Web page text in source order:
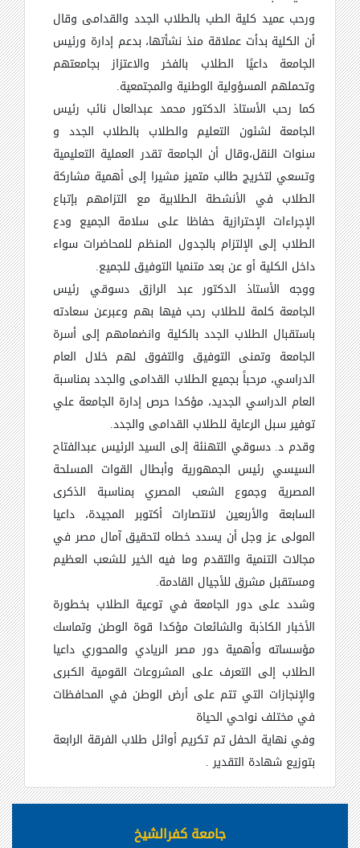
ورحب عميد كلية الطب بالطلاب الجدد والقدامى وقال
أن الكلية بدأت عملاقة منذ نشأتها، بدعم إدارة ورئيس
الجامعة داعيًا الطلاب بالفخر والاعتزاز بجامعتهم
وتحملهم المسؤولية الوطنية والمجتمعية.
كما رحب الأستاذ الدكتور محمد عبدالعال نائب رئيس
الجامعة لشئون التعليم والطلاب بالطلاب الجدد و
سنوات النقل،وقال أن الجامعة تقدر العملية التعليمية
وتسعي لتخريج طالب متميز مشيرا إلى أهمية مشاركة
الطلاب في الأنشطة الطلابية مع التزامهم بإتباع
الإجراءات الإحترازية حفاظا على سلامة الجميع ودع
الطلاب إلى الإلتزام بالجدول المنظم للمحاضرات سواء
داخل الكلية أو عن بعد متنميا التوفيق للجميع.
ووجه الأستاذ الدكتور عبد الرازق دسوقي رئيس
الجامعة كلمة للطلاب رحب فيها بهم وعبرعن سعادته
باستقبال الطلاب الجدد بالكلية وانضمامهم إلى أسرة
الجامعة وتمنى التوفيق والتفوق لهم خلال العام
الدراسي، مرحباً بجميع الطلاب القدامى والجدد بمناسبة
العام الدراسي الجديد، مؤكدا حرص إدارة الجامعة علي
توفير سبل الرعاية للطلاب القدامى والجدد.
وقدم د. دسوقي التهنئة إلى السيد الرئيس عبدالفتاح
السيسي رئيس الجمهورية وأبطال القوات المسلحة
المصرية وجموع الشعب المصري بمناسبة الذكرى
السابعة والأربعين لانتصارات أكتوبر المجيدة، داعيا
المولى عز وجل أن يسدد خطاه لتحقيق آمال مصر في
مجالات التنمية والتقدم وما فيه الخير للشعب العظيم
ومستقبل مشرق للأجيال القادمة.
وشدد على دور الجامعة في توعية الطلاب بخطورة
الأخبار الكاذبة والشائعات مؤكدا قوة الوطن وتماسك
مؤسساته وأهمية دور مصر الريادي والمحوري داعيا
الطلاب إلى التعرف على المشروعات القومية الكبرى
والإنجازات التي تتم على أرض الوطن في المحافظات
في مختلف نواحي الحياة
وفي نهاية الحفل تم تكريم أوائل طلاب الفرقة الرابعة
بتوزيع شهادة التقدير .
جامعة كفرالشيخ